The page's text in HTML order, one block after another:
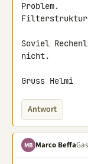
Problem.
Soviel
nicht.
Gruss Helmi
Antwort
MB Marco Beffa